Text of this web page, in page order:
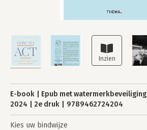
E-book Epub met watermerkbeveiliging
2024
2e druk 9789462724204
Kies uw bindwijze